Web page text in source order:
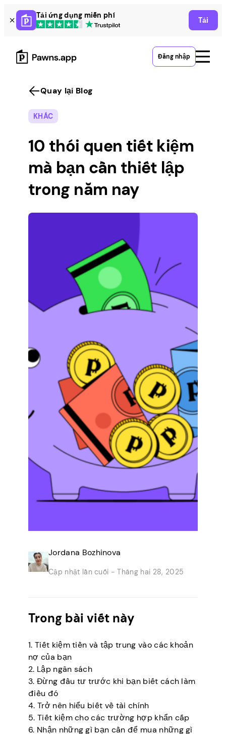
Skip
to
content
Tải ứng dụng miễn phí
Tải
Đăng nhập
Quay lại Blog
KHÁC
10 thói quen tiết kiệm
mà bạn cần thiết lập
trong năm nay
Jordana Bozhinova
Cập nhật lần cuối - Tháng hai 28, 2025
Trong bài viết này
1. Tiết kiệm tiền và tập trung vào các khoản
nợ của bạn
2. Lập ngân sách
3. Đừng đầu tư trước khi bạn biết cách làm
điều đó
4. Trở nên hiểu biết về tài chính
5. Tiết kiệm cho các trường hợp khẩn cấp
6. Nhận những gì bạn cần để mua những gì